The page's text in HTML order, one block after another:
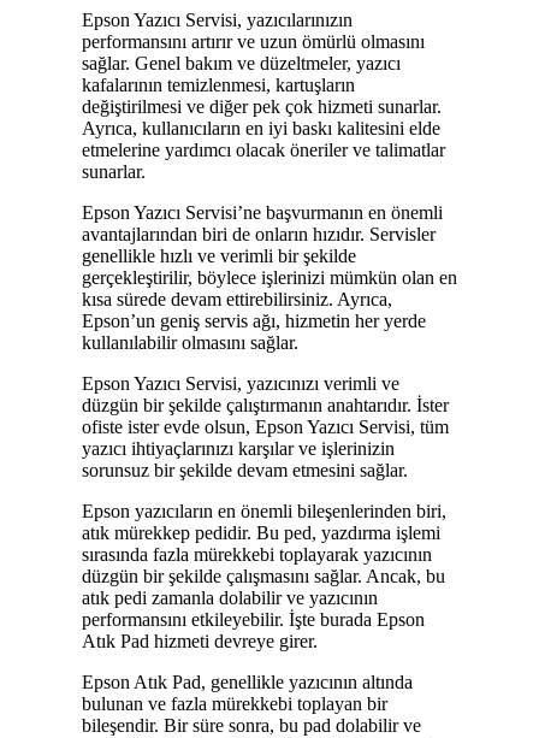
Epson Yazıcı Servisi, yazıcılarınızın
performansını artırır ve uzun ömürlü olmasını
sağlar. Genel bakım ve düzeltmeler, yazıcı
kafalarının temizlenmesi, kartuşların
değiştirilmesi ve diğer pek çok hizmeti sunarlar.
Ayrıca, kullanıcıların en iyi baskı kalitesini elde
etmelerine yardımcı olacak öneriler ve talimatlar
sunarlar.
Epson Yazıcı Servisi’ne başvurmanın en önemli
avantajlarından biri de onların hızıdır. Servisler
genellikle hızlı ve verimli bir şekilde
gerçekleştirilir, böylece işlerinizi mümkün olan en
kısa sürede devam ettirebilirsiniz. Ayrıca,
Epson’un geniş servis ağı, hizmetin her yerde
kullanılabilir olmasını sağlar.
Epson Yazıcı Servisi, yazıcınızı verimli ve
düzgün bir şekilde çalıştırmanın anahtarıdır. İster
ofiste ister evde olsun, Epson Yazıcı Servisi, tüm
yazıcı ihtiyaçlarınızı karşılar ve işlerinizin
sorunsuz bir şekilde devam etmesini sağlar.
Epson yazıcıların en önemli bileşenlerinden biri,
atık mürekkep pedidir. Bu ped, yazdırma işlemi
sırasında fazla mürekkebi toplayarak yazıcının
düzgün bir şekilde çalışmasını sağlar. Ancak, bu
atık pedi zamanla dolabilir ve yazıcının
performansını etkileyebilir. İşte burada Epson
Atık Pad hizmeti devreye girer.
Epson Atık Pad, genellikle yazıcının altında
bulunan ve fazla mürekkebi toplayan bir
bileşendir. Bir süre sonra, bu pad dolabilir ve